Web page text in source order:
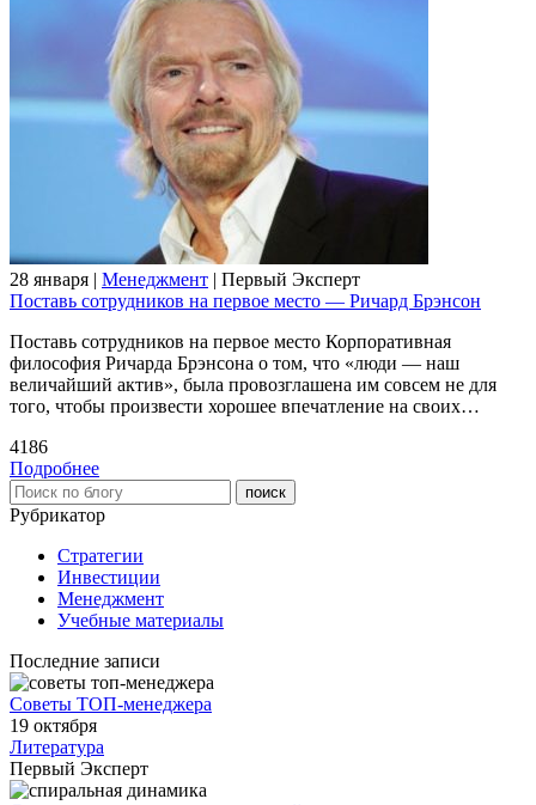
28 января | Менеджмент | Первый Эксперт
Поставь сотрудников на первое место — Ричард Брэнсон
Поставь сотрудников на первое место Корпоративная
философия Ричарда Брэнсона о том, что «люди — наш
величайший актив», была провозглашена им совсем не для
того, чтобы произвести хорошее впечатление на своих…
4186
Подробнее
Рубрикатор
Стратегии
Инвестиции
Менеджмент
Учебные материалы
Последние записи
Советы ТОП-менеджера
19 октября
Литература
Первый Эксперт